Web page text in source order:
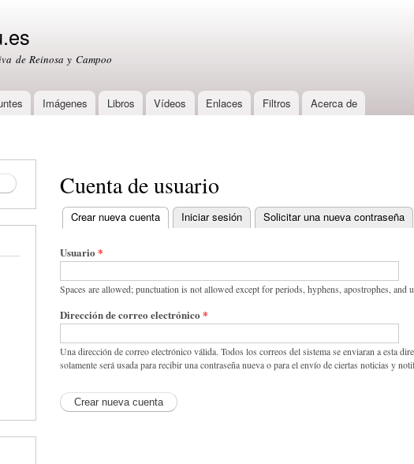
de Reinosa y Campoo
Imágenes Libros Vídeos Enlaces Filtros Acerca de
Cuenta de usuario
Primary tabs
Crear nueva cuenta (active tab)
Iniciar sesión Solicitar una nueva contraseña
Usuario *
Spaces are allowed; punctuation is not allowed except for periods, hyphens, apostrophes, and
Dirección de correo electrónico *
Una dirección de correo electrónico válida. Todos los correos del sistema se enviaran a esta
solamente será usada para recibir una contraseña nueva o para el envío de ciertas noticias y